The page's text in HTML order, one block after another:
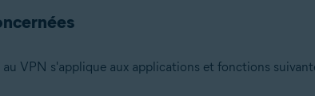
VPN s'applique aux applications et fonctions